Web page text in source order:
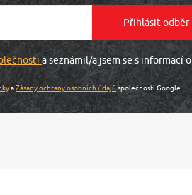
a seznámil/a jsem se s informací o
aZásady ochrany osobních údajůspolečnosti Google.